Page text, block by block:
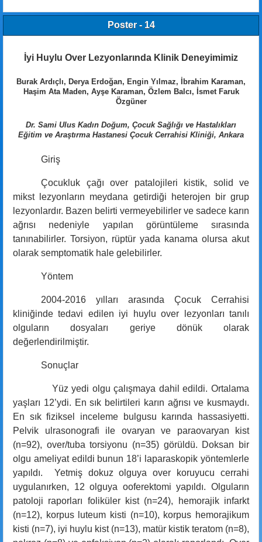
Poster - 14
İyi Huylu Over Lezyonlarında Klinik Deneyimimiz
Burak Ardıçlı, Derya Erdoğan, Engin Yılmaz, İbrahim Karaman,
Haşim Ata Maden, Ayşe Karaman, Özlem Balcı, İsmet Faruk
Özgüner
Dr. Sami Ulus Kadın Doğum, Çocuk Sağlığı ve Hastalıkları
Eğitim ve Araştırma Hastanesi Çocuk Cerrahisi Kliniği, Ankara
Giriş
Çocukluk çağı over patalojileri kistik, solid ve
mikst lezyonların meydana getirdiği heterojen bir grup
lezyonlardır. Bazen belirti vermeyebilirler ve sadece karın
ağrısı nedeniyle yapılan görüntüleme sırasında
tanınabilirler. Torsiyon, rüptür yada kanama olursa akut
olarak semptomatik hale gelebilirler.
Yöntem
2004-2016 yılları arasında Çocuk Cerrahisi
kliniğinde tedavi edilen iyi huylu over lezyonları tanılı
olguların dosyaları geriye dönük olarak
değerlendirilmiştir.
Sonuçlar
Yüz yedi olgu çalışmaya dahil edildi. Ortalama
yaşları 12’ydi. En sık belirtileri karın ağrısı ve kusmaydı.
En sık fiziksel inceleme bulgusu karında hassasiyetti.
Pelvik ulrasonografi ile ovaryan ve paraovaryan kist
(n=92), over/tuba torsiyonu (n=35) görüldü. Doksan bir
olgu ameliyat edildi bunun 18’i laparaskopik yöntemlerle
yapıldı. Yetmiş dokuz olguya over koruyucu cerrahi
uygulanırken, 12 olguya ooferektomi yapıldı. Olguların
patoloji raporları foliküler kist (n=24), hemorajik infarkt
(n=12), korpus luteum kisti (n=10), korpus hemorajikum
kisti (n=7), iyi huylu kist (n=13), matür kistik teratom (n=8),